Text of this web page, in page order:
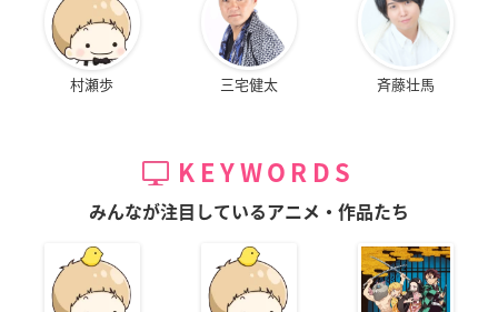
村瀬歩 三宅健太 斉藤壮馬
KEYWORDS
みんなが注目しているアニメ・作品たち